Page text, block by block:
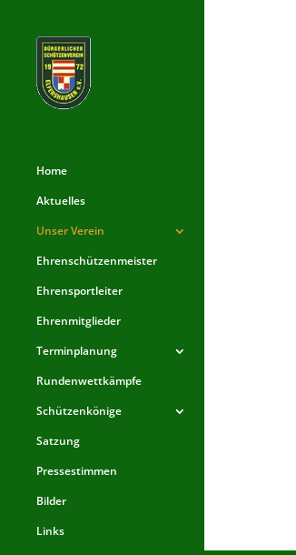
Home
Aktuelles
Unser Verein
Ehrenschützenmeister
Ehrensportleiter
Ehrenmitglieder
Terminplanung
Rundenwettkämpfe
Schützenkönige
Satzung
Pressestimmen
Bilder
Links